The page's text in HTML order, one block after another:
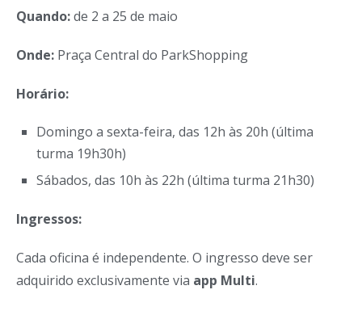
Quando:de 2 a 25 de maio
Onde: Praça Central do ParkShopping
Horário:
Domingo a sexta-feira, das 12h às 20h (última
turma 19h30h)
Sábados, das 10h às 22h (última turma 21h30)
Ingressos:
Cada oficina é independente. O ingresso deve ser
adquirido exclusivamente via app Multi.